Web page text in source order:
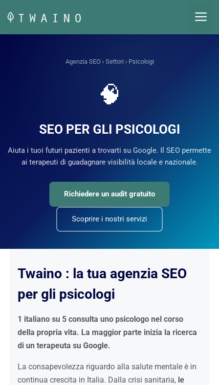
contenuto
Agenzia SEO› Settori› Psicologi
🧠
SEO PER GLI PSICOLOGI
Aiuta i tuoi futuri pazienti a trovarti su Google. Il SEO permette
ai terapeuti di guadagnare visibilità locale e nazionale.
Richiedere un audit gratuito
Scoprire i nostri servizi
Twaino : la tua agenzia SEO
per gli psicologi
1 italiano su 5 consulta uno psicologo nel corso
della propria vita. La maggior parte inizia la ricerca
di un terapeuta su Google.
La consapevolezza riguardo alla salute mentale è in
continua crescita in Italia. Dalla crisi sanitaria, le